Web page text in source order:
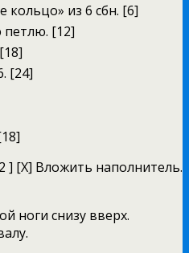
кольцо» из 6 сбн. [6]
[12]
[24]
] [X] Вложить наполнитель.
ноги снизу вверх.